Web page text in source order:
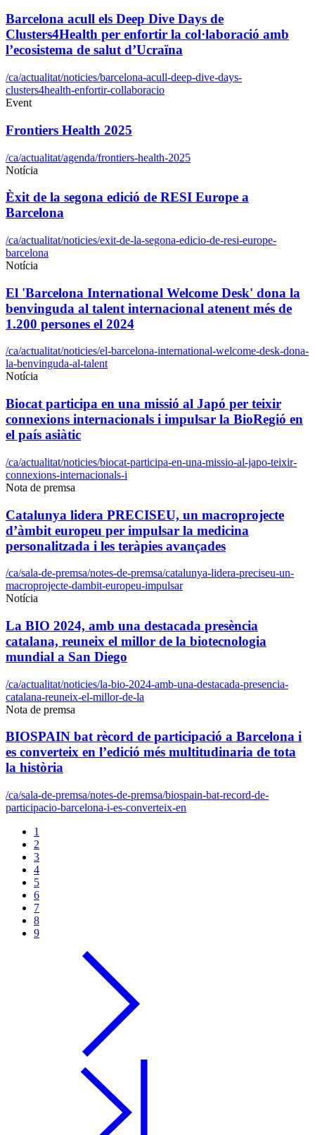
Barcelona acull els Deep Dive Days de
Clusters4Health per enfortir la col·laboració amb
l’ecosistema de salut d’Ucraïna
/ca/actualitat/noticies/barcelona-acull-deep-dive-days-
clusters4health-enfortir-collaboracio
Event
Frontiers Health 2025
/ca/actualitat/agenda/frontiers-health-2025
Notícia
Èxit de la segona edició de RESI Europe a
Barcelona
/ca/actualitat/noticies/exit-de-la-segona-edicio-de-resi-europe-
barcelona
Notícia
El 'Barcelona International Welcome Desk' dona la
benvinguda al talent internacional atenent més de
1.200 persones el 2024
/ca/actualitat/noticies/el-barcelona-international-welcome-desk-dona-
la-benvinguda-al-talent
Notícia
Biocat participa en una missió al Japó per teixir
connexions internacionals i impulsar la BioRegió en
el país asiàtic
/ca/actualitat/noticies/biocat-participa-en-una-missio-al-japo-teixir-
connexions-internacionals-i
Nota de premsa
Catalunya lidera PRECISEU, un macroprojecte
d’àmbit europeu per impulsar la medicina
personalitzada i les teràpies avançades
/ca/sala-de-premsa/notes-de-premsa/catalunya-lidera-preciseu-un-
macroprojecte-dambit-europeu-impulsar
Notícia
La BIO 2024, amb una destacada presència
catalana, reuneix el millor de la biotecnologia
mundial a San Diego
/ca/actualitat/noticies/la-bio-2024-amb-una-destacada-presencia-
catalana-reuneix-el-millor-de-la
Nota de premsa
BIOSPAIN bat rècord de participació a Barcelona i
es converteix en l’edició més multitudinaria de tota
la història
/ca/sala-de-premsa/notes-de-premsa/biospain-bat-record-de-
participacio-barcelona-i-es-converteix-en
1
2
3
4
5
6
7
8
9